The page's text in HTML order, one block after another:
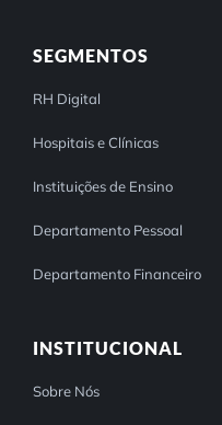
SEGMENTOS
RH Digital
Hospitais e Clínicas
Instituições de Ensino
Departamento Pessoal
Departamento Financeiro
INSTITUCIONAL
Sobre Nós